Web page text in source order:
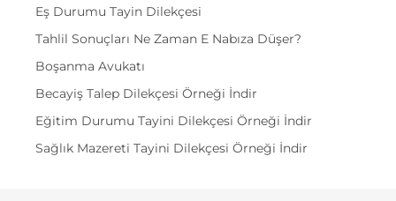
Eş Durumu Tayin Dilekçesi
Tahlil Sonuçları Ne Zaman E Nabıza Düşer?
Boşanma Avukatı
Becayiş Talep Dilekçesi Örneği İndir
Eğitim Durumu Tayini Dilekçesi Örneği İndir
Sağlık Mazereti Tayini Dilekçesi Örneği İndir